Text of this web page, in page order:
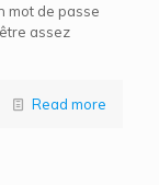
mot de passe
assez
Read more